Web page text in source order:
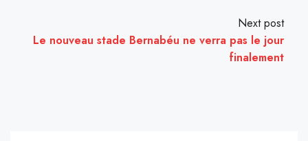
Next post
Le nouveau stade Bernabéu ne verra pas le jour
finalement